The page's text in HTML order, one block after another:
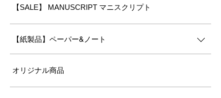
【SALE】 MANUSCRIPT マニスクリプト
【紙製品】ペーパー&ノート
オリジナル商品